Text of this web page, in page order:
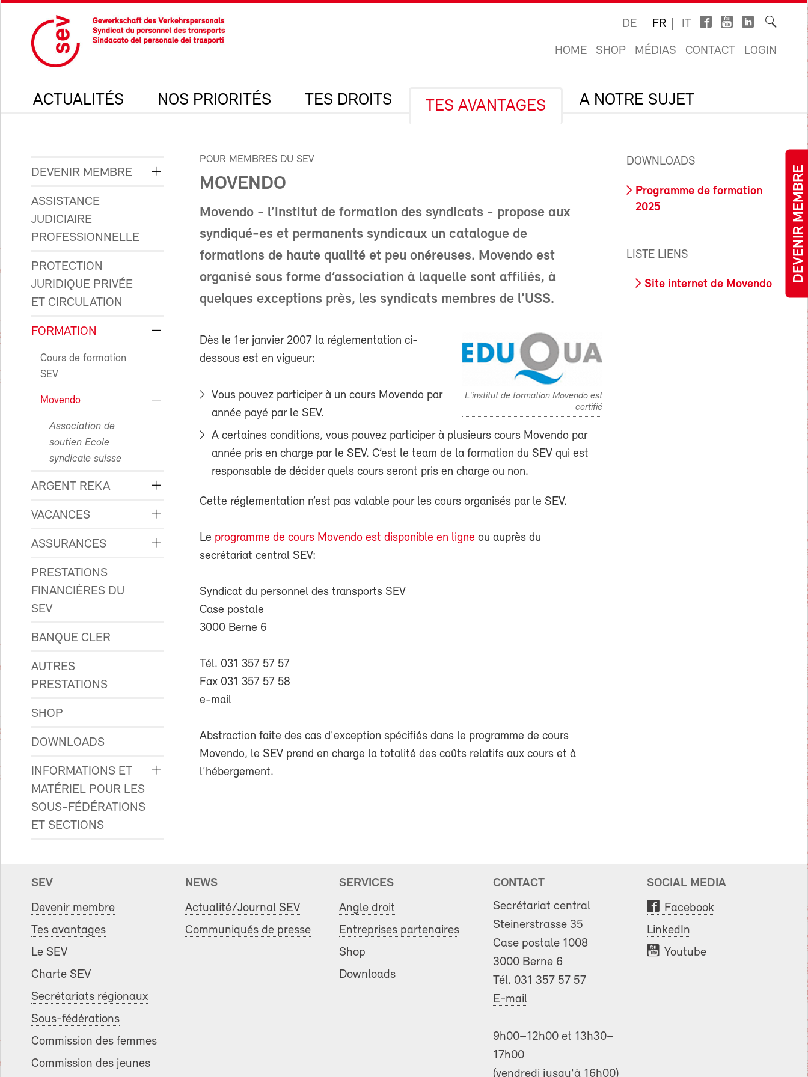
DEVENIR MEMBRE
DE FR IT
HOME SHOP MÉDIAS CONTACT LOGIN
ACTUALITÉS NOS PRIORITÉS TES DROITS TES AVANTAGES A NOTRE SUJET
DEVENIR MEMBRE
ASSISTANCE
JUDICIAIRE
PROFESSIONNELLE
PROTECTION
JURIDIQUE PRIVÉE
ET CIRCULATION
FORMATION
Cours de formation
SEV
Movendo
Association de
soutien Ecole
syndicale suisse
ARGENT REKA
VACANCES
ASSURANCES
PRESTATIONS
FINANCIÈRES DU
SEV
BANQUE CLER
AUTRES
PRESTATIONS
SHOP
DOWNLOADS
INFORMATIONS ET
MATÉRIEL POUR LES
SOUS-FÉDÉRATIONS
ET SECTIONS
POUR MEMBRES DU SEV
MOVENDO
Movendo - l’institut de formation des syndicats - propose aux
syndiqué-es et permanents syndicaux un catalogue de
formations de haute qualité et peu onéreuses. Movendo est
organisé sous forme d’association à laquelle sont affiliés, à
quelques exceptions près, les syndicats membres de l’USS.
L'institut de formation Movendo est
certifié
Dès le 1er janvier 2007 la réglementation ci-
dessous est en vigueur:
Vous pouvez participer à un cours Movendo par
année payé par le SEV.
A certaines conditions, vous pouvez participer à plusieurs cours Movendo par
année pris en charge par le SEV. C’est le team de la formation du SEV qui est
responsable de décider quels cours seront pris en charge ou non.
Cette réglementation n’est pas valable pour les cours organisés par le SEV.
Le programme de cours Movendo est disponible en ligne ou auprès du
secrétariat central SEV:
Syndicat du personnel des transports SEV
Case postale
3000 Berne 6
Tél. 031 357 57 57
Fax 031 357 57 58
e-mail
Abstraction faite des cas d'exception spécifiés dans le programme de cours
Movendo, le SEV prend en charge la totalité des coûts relatifs aux cours et à
l’hébergement.
DOWNLOADS
Programme de formation
2025
LISTE LIENS
Site internet de Movendo
SEV
Devenir membre
Tes avantages
Le SEV
Charte SEV
Secrétariats régionaux
Sous-fédérations
Commission des femmes
Commission des jeunes
NEWS
Actualité/Journal SEV
Communiqués de presse
SERVICES
Angle droit
Entreprises partenaires
Shop
Downloads
CONTACT
Secrétariat central
Steinerstrasse 35
Case postale 1008
3000 Berne 6
Tél. 031 357 57 57
E-mail
9h00–12h00 et 13h30–
17h00
(vendredi jusqu'à 16h00)
SOCIAL MEDIA
Facebook
LinkedIn
Youtube